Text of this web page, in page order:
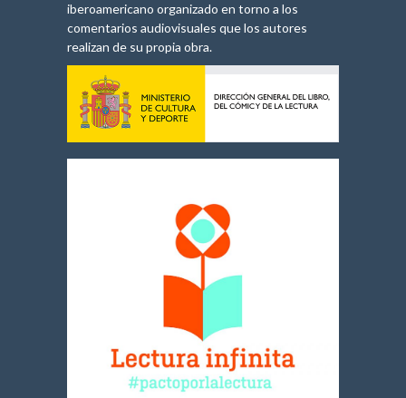
iberoamericano organizado en torno a los
comentarios audiovisuales que los autores
realizan de su propia obra.